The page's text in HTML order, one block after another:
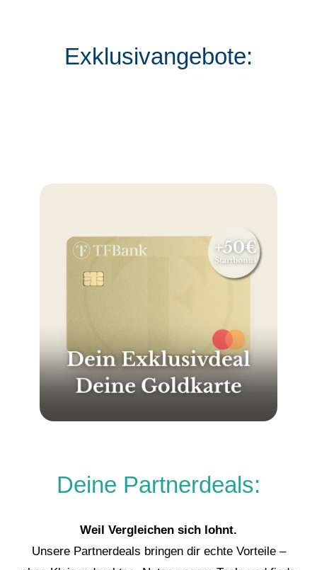
Exklusivangebote:
Deine Partnerdeals:
Weil Vergleichen sich lohnt.
Unsere Partnerdeals bringen dir echte Vorteile –